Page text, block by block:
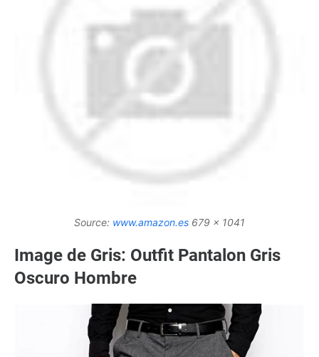
Source: www.amazon.es 679 x 1041
Image de Gris: Outfit Pantalon Gris
Oscuro Hombre